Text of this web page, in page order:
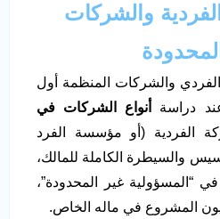
والشركات
الفردي والشركات المنظمة أول
دراسة
أنواع الشركات في
الفردية (أو مؤسسة الفرد
والسيطرة الكاملة للمالك،
في “المسؤولية غير المحدودة”،
المشروع في ماله الخاص.